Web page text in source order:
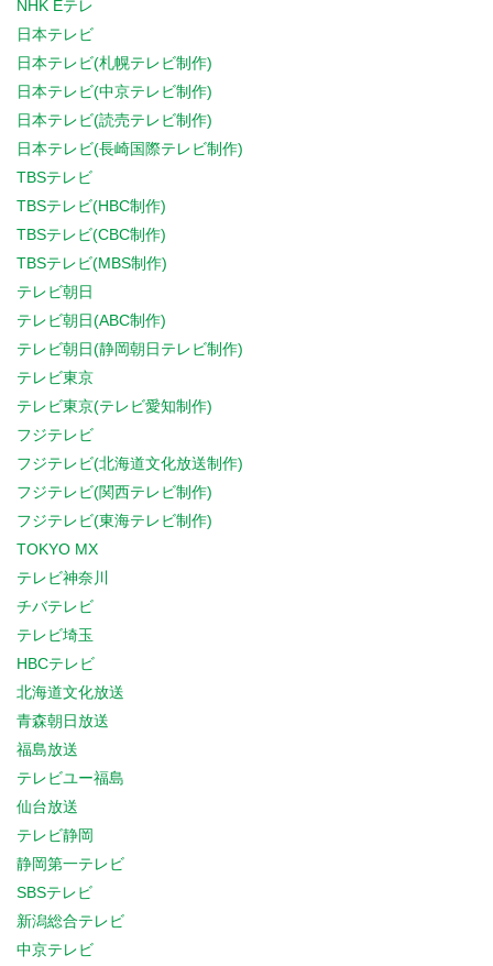
NHK Eテレ
日本テレビ
日本テレビ(札幌テレビ制作)
日本テレビ(中京テレビ制作)
日本テレビ(読売テレビ制作)
日本テレビ(長崎国際テレビ制作)
TBSテレビ
TBSテレビ(HBC制作)
TBSテレビ(CBC制作)
TBSテレビ(MBS制作)
テレビ朝日
テレビ朝日(ABC制作)
テレビ朝日(静岡朝日テレビ制作)
テレビ東京
テレビ東京(テレビ愛知制作)
フジテレビ
フジテレビ(北海道文化放送制作)
フジテレビ(関西テレビ制作)
フジテレビ(東海テレビ制作)
TOKYO MX
テレビ神奈川
チバテレビ
テレビ埼玉
HBCテレビ
北海道文化放送
青森朝日放送
福島放送
テレビユー福島
仙台放送
テレビ静岡
静岡第一テレビ
SBSテレビ
新潟総合テレビ
中京テレビ